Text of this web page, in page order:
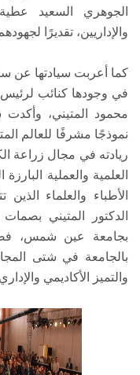
الجوهري السعيد
والإداريين، تقديرًا
كما أعربت سيادتها عن
في وجودها كنائب لرئيس
محمود المتيني، وأكدت
نموذجًا مشرفًا للعالم
ريادته في مجال زراعة
العلمية والعملية
الأطباء والعلماء
الدكتور المتيني
بجامعة عين شمس،
بالجامعة في شتى
والتميز الأكاديمي